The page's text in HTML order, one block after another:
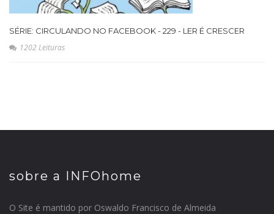
SÉRIE: CIRCULANDO NO FACEBOOK - 229 - LER É CRESCER
1202 Leituras
sobre a INFOhome
O Site é mantido por Oswaldo Francisco de Almeida